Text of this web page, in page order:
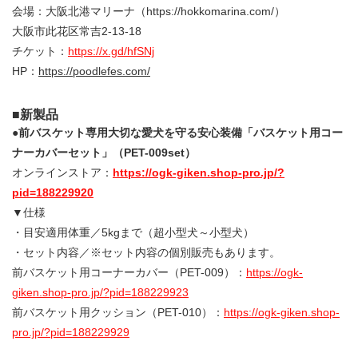
会場：大阪北港マリーナ（https://hokkomarina.com/）
大阪市此花区常吉2-13-18
チケット： https://x.gd/hfSNj
HP： https://poodlefes.com/
■新製品
●前バスケット専用大切な愛犬を守る安心装備「バスケット用コー
ナーカバーセット」
（PET-009set）
オンラインストア： https://ogk-giken.shop-pro.jp/?
pid=188229920
▼仕様
・目安適用体重／5kgまで（超小型犬～小型犬）
・セット内容／※セット内容の個別販売もあります。
前バスケット用コーナーカバー（PET-009）： https://ogk-
giken.shop-pro.jp/?pid=188229923
前バスケット用クッション（PET-010）： https://ogk-giken.shop-
pro.jp/?pid=188229929